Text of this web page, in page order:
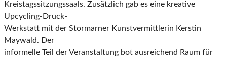
Kreistagssitzungssaals. Zusätzlich gab es eine kreative
Upcycling-Druck-
Werkstatt mit der Stormarner Kunstvermittlerin Kerstin
Maywald. Der
informelle Teil der Veranstaltung bot ausreichend Raum für